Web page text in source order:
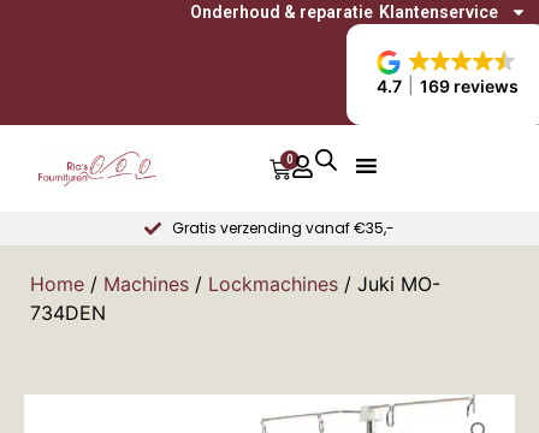
4.7 169 reviews
Onderhoud & reparatie Klantenservice
0
Gratis verzending vanaf €35,-
Home / Machines / Lockmachines / Juki MO-
734DEN